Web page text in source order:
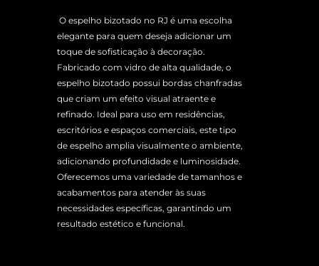
O espelho bizotado no RJ é uma escolha
elegante para quem deseja adicionar um
toque de sofisticação à decoração.
Fabricado com vidro de alta qualidade, o
espelho bizotado possui bordas chanfradas
que criam um efeito visual atraente e
refinado. Ideal para uso em residências,
escritórios e espaços comerciais, este tipo
de espelho amplia visualmente o ambiente,
adicionando profundidade e luminosidade.
Oferecemos uma variedade de tamanhos e
acabamentos para atender às suas
necessidades específicas, garantindo um
resultado estético e funcional.